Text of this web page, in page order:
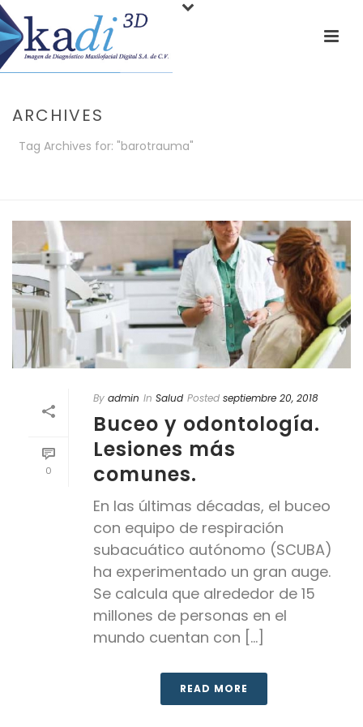
ARCHIVES
Tag Archives for: "barotrauma"
0
By admin In Salud Posted septiembre 20, 2018
Buceo y odontología.
Lesiones más
comunes.
En las últimas décadas, el buceo
con equipo de respiración
subacuático autónomo (SCUBA)
ha experimentado un gran auge.
Se calcula que alrededor de 15
millones de personas en el
mundo cuentan con [...]
READ MORE